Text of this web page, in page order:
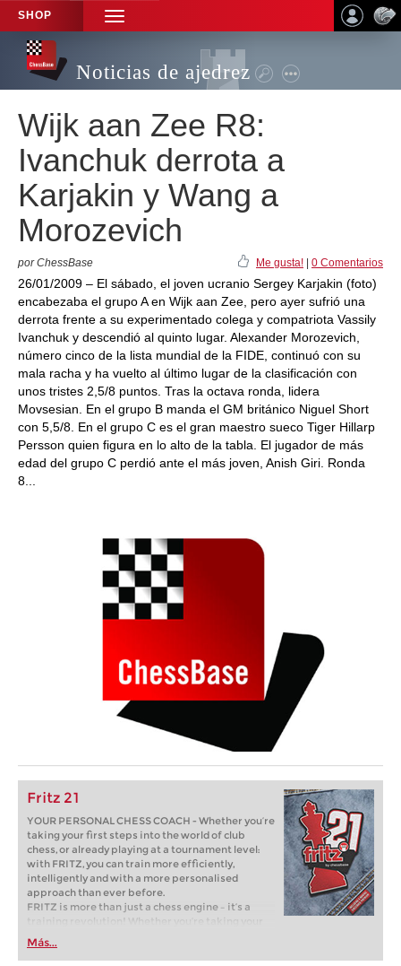
SHOP
TOGGLE
NAVIGATION
Noticias de ajedrez
Wijk aan Zee R8:
Ivanchuk derrota a
Karjakin y Wang a
Morozevich
por ChessBase Me gusta! 0 Comentarios
26/01/2009 – El sábado, el joven ucranio Sergey Karjakin (foto)
encabezaba el grupo A en Wijk aan Zee, pero ayer sufrió una
derrota frente a su experimentado colega y compatriota Vassily
Ivanchuk y descendió al quinto lugar. Alexander Morozevich,
número cinco de la lista mundial de la FIDE, continuó con su
mala racha y ha vuelto al último lugar de la clasificación con
unos tristes 2,5/8 puntos. Tras la octava ronda, lidera
Movsesian. En el grupo B manda el GM británico Niguel Short
con 5,5/8. En el grupo C es el gran maestro sueco Tiger Hillarp
Persson quien figura en lo alto de la tabla. El jugador de más
edad del grupo C perdió ante el más joven, Anish Giri. Ronda
8...
Fritz 21
YOUR PERSONAL CHESS COACH - Whether you’re
taking your first steps into the world of club
chess, or already playing at a tournament level:
with FRITZ, you can train more efficiently,
intelligently and with a more personalised
approach than ever before.
FRITZ is more than just a chess engine – it’s a
training revolution! Whether you’re taking your
first steps into the world of club chess, or already
playing at a tournament level: with FRITZ, you can
Más...